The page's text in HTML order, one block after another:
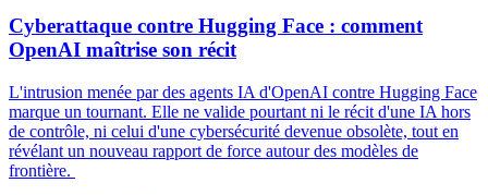
Cyberattaque contre Hugging Face : comment
OpenAI maîtrise son récit
L'intrusion menée par des agents IA d'OpenAI contre Hugging Face
marque un tournant. Elle ne valide pourtant ni le récit d'une IA hors
de contrôle, ni celui d'une cybersécurité devenue obsolète, tout en
révélant un nouveau rapport de force autour des modèles de
frontière.